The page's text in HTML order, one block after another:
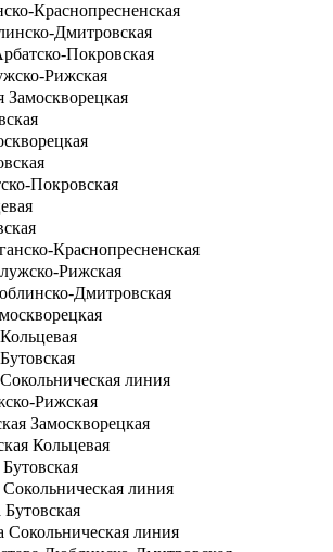
Краснопресненская
Дмитровская
Покровская
Рижская
Замоскворецкая
Покровская
Краснопресненская
Рижская
Дмитровская
Кольцевая
Бутовская
Сокольническая линия
Рижская
Замоскворецкая
Кольцевая
Бутовская
Сокольническая линия
Бутовская
Сокольническая линия